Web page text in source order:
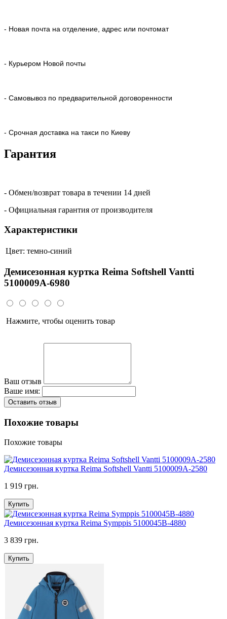
- Новая почта на отделение, адрес или почтомат
- Курьером Новой почты
- Самовывоз по предварительной договоренности
- Срочная доставка на такси по Киеву
Гарантия
- Обмен/возврат товара в течении 14 дней
- Официальная гарантия от производителя
Характеристики
Цвет: темно-синий
Демисезонная куртка Reima Softshell Vantti
5100009A-6980
Нажмите, чтобы оценить товар
Ваш отзыв
Ваше имя:
Оставить отзыв
Похожие товары
Похожие товары
Демисезонная куртка Reima Softshell Vantti 5100009A-2580
1 919 грн.
Купить
Демисезонная куртка Reima Symppis 5100045B-4880
3 839 грн.
Купить